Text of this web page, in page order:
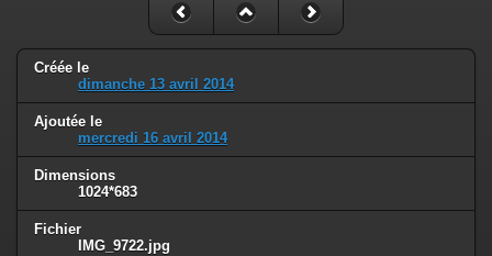
Créée le
dimanche 13 avril 2014
Ajoutée le
mercredi 16 avril 2014
Dimensions
1024*683
Fichier
IMG_9722.jpg